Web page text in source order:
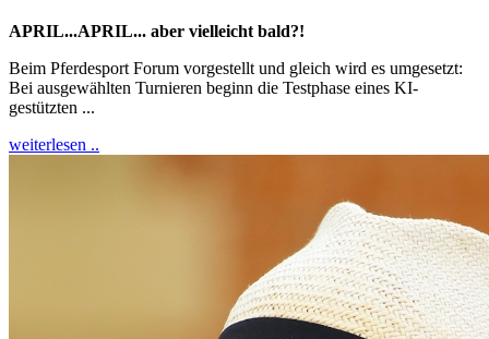
APRIL...APRIL... aber vielleicht bald?!
Beim Pferdesport Forum vorgestellt und gleich wird es umgesetzt:
Bei ausgewählten Turnieren beginn die Testphase eines KI-
gestützten ...
weiterlesen ..